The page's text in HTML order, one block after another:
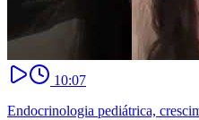
10:07
Endocrinologia pediátrica,